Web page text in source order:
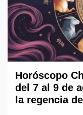
Horóscopo
del 7 al 9 de
la regencia